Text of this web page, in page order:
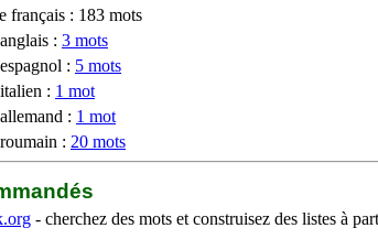
français : 183 mots
: 3 mots
: 5 mots
: 1 mot
: 1 mot
: 20 mots
- cherchez des mots et construisez des listes à